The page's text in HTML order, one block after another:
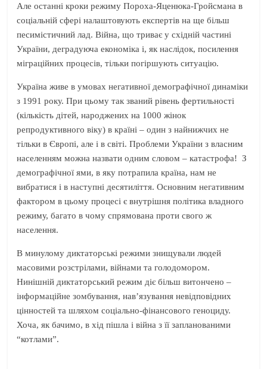
Але останні кроки режиму Пороха-Яценюка-Гройсмана в
соціальній сфері налаштовують експертів на ще більш
песимістичний лад. Війна, що триває у східній частині
України, деградуюча економіка і, як наслідок, посилення
міграційних процесів, тільки погіршують ситуацію.
Україна живе в умовах негативної демографічної динаміки
з 1991 року. При цьому так званий рівень фертильності
(кількість дітей, народжених на 1000 жінок
репродуктивного віку) в країні – один з найнижчих не
тільки в Європі, але і в світі. Проблеми України з власним
населенням можна назвати одним словом – катастрофа! З
демографічної ями, в яку потрапила країна, нам не
вибратися і в наступні десятиліття. Основним негативним
фактором в цьому процесі є внутрішня політика владного
режиму, багато в чому спрямована проти свого ж
населення.
В минулому диктаторські режими знищували людей
масовими розстрілами, війнами та голодомором.
Нинішній диктаторський режим діє більш витончено –
інформаційне зомбування, нав’язування невідповідних
цінностей та шляхом соціально-фінансового геноциду.
Хоча, як бачимо, в хід пішла і війна з її запланованими
“котлами”.